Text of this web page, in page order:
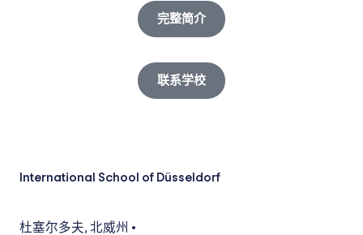
完整简介
联系学校
International School of Düsseldorf
杜塞尔多夫, 北威州 •